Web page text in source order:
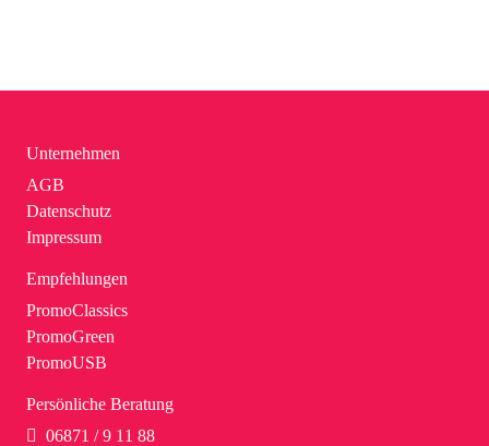
Unternehmen
AGB
Datenschutz
Impressum
Empfehlungen
PromoClassics
PromoGreen
PromoUSB
Persönliche Beratung
06871 / 9 11 88